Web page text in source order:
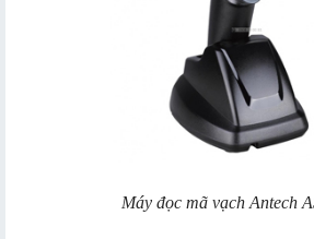
Máy đọc mã vạch Antech